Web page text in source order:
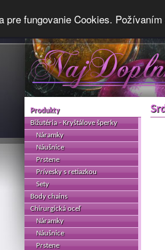
pre fungovanie Cookies.
Produkty
Bižutéria - Kryštálove šperky
Náramky
Náušnice
Prstene
Prívesky s retiazkou
Sety
Body chains
Chirurgická oceľ
Náramky
Náušnice
Prstene